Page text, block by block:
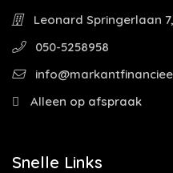
Leonard Springerlaan
050-5258958
Alleen op afspraak
Snelle Links